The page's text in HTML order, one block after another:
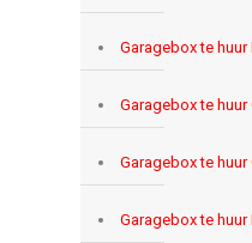
Garagebox te huur
Garagebox te huur
Garagebox te huur
Garagebox te